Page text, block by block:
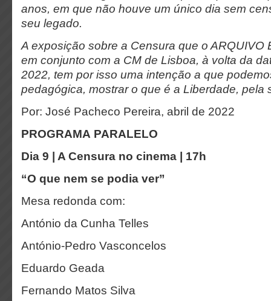
anos, em que não houve um único dia sem
seu legado.
A exposição sobre a Censura que o ARQUIVO
em conjunto com a CM de Lisboa, à volta da
2022, tem por isso uma intenção a que
pedagógica, mostrar o que é a Liberdade, pela
Por: José Pacheco Pereira, abril de 2022
PROGRAMA PARALELO
Dia 9 | A Censura no cinema | 17h
“O que nem se podia ver”
Mesa redonda com:
António da Cunha Telles
António-Pedro Vasconcelos
Eduardo Geada
Fernando Matos Silva